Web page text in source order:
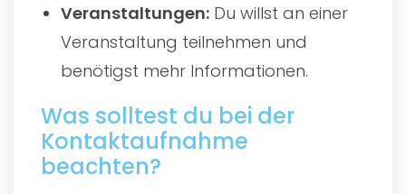
Veranstaltungen: Du willst an einer
Veranstaltung teilnehmen und
benötigst mehr Informationen.
Was solltest du bei der
Kontaktaufnahme
beachten?